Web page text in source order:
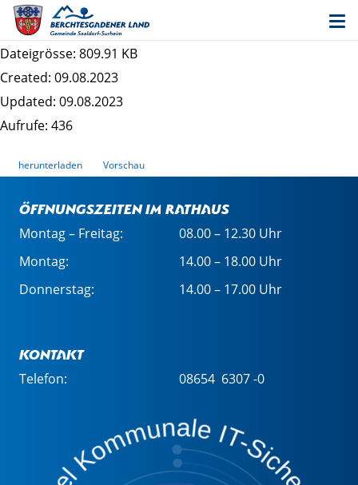
17. Änderung des Bebauungsplans
"Obersurheim" - Begründung
Dateigrösse: 809.91 KB
Created: 09.08.2023
Updated: 09.08.2023
Aufrufe: 436
herunterladen Vorschau
Öffnungszeiten im Rathaus
Montag – Freitag:
08.00 – 12.30 Uhr
Montag:
14.00 – 18.00 Uhr
Donnerstag:
14.00 – 17.00 Uhr
Kontakt
Telefon: 08654 6307 -0